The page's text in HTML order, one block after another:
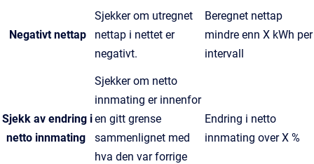
Negativt nettap
Sjekker om utregnet
nettap i nettet er
negativt.
Beregnet nettap
mindre enn X kWh per
intervall
Sjekk av endring i
netto innmating
Sjekker om netto
innmating er innenfor
en gitt grense
sammenlignet med
hva den var forrige
Endring i netto
innmating over X %